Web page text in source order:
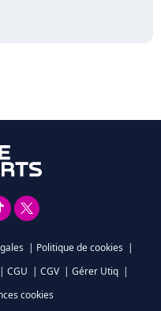
| Politique de cookies |
| CGU | CGV | Gérer Utiq |
cookies